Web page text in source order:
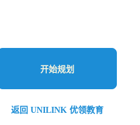
开始规划
返回 UNILINK 优领教育